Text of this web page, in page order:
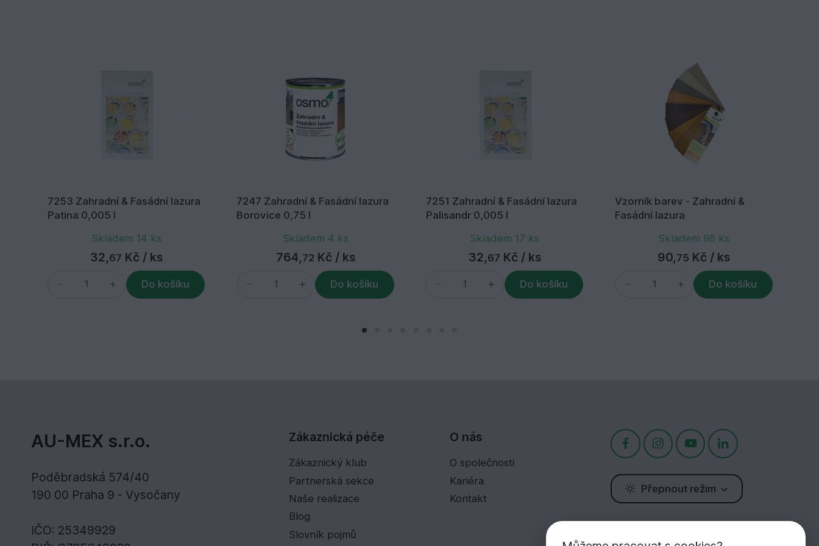
7253 Zahradní & Fasádní lazura
Patina 0,005 l
Skladem 14 ks
32,67 Kč / ks
Do košíku
7247 Zahradní & Fasádní lazura
Borovice 0,75 l
Skladem 4 ks
764,72 Kč / ks
Do košíku
7251 Zahradní & Fasádní lazura
Palisandr 0,005 l
Skladem 17 ks
32,67 Kč / ks
Do košíku
Vzorník barev - Zahradní &
Fasádní lazura
Skladem 98 ks
90,75 Kč / ks
Do košíku
AU-MEX s.r.o.
Poděbradská 574/40
190 00 Praha 9 - Vysočany
IČO: 25349929
Zákaznická péče
Zákaznický klub
Partnerská sekce
Naše realizace
Blog
Slovník pojmů
O nás
O společnosti
Kariéra
Kontakt
Přepnout režim